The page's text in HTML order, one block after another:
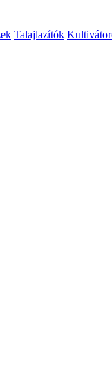
Talajlazítók